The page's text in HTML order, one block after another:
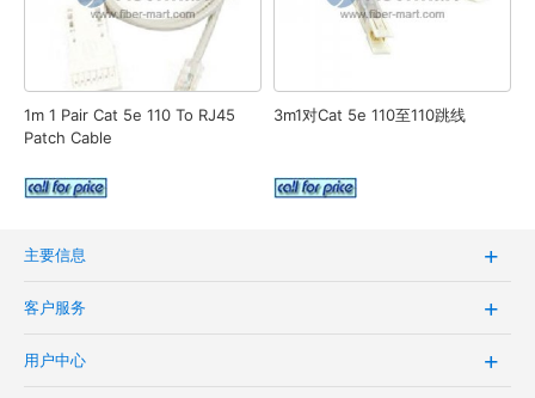
1m 1 Pair Cat 5e 110 To RJ45
Patch Cable
3m1对Cat 5e 110至110跳线
主要信息
客户服务
用户中心